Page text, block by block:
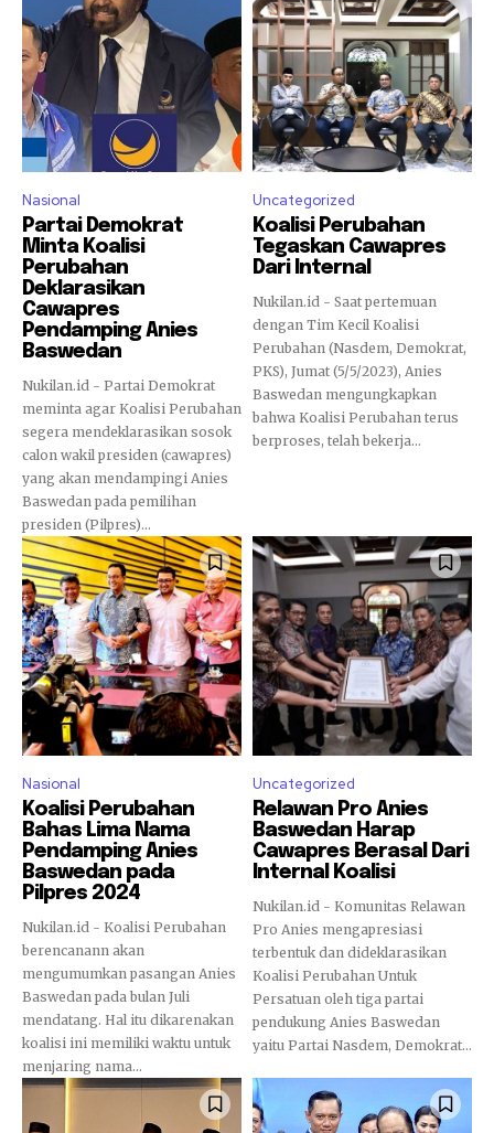
Nasional
Partai Demokrat
Minta Koalisi
Perubahan
Deklarasikan
Cawapres
Pendamping Anies
Baswedan
Nukilan.id - Partai Demokrat
meminta agar Koalisi Perubahan
segera mendeklarasikan sosok
calon wakil presiden (cawapres)
yang akan mendampingi Anies
Baswedan pada pemilihan
presiden (Pilpres)...
Uncategorized
Koalisi Perubahan
Tegaskan Cawapres
Dari Internal
Nukilan.id - Saat pertemuan
dengan Tim Kecil Koalisi
Perubahan (Nasdem, Demokrat,
PKS), Jumat (5/5/2023), Anies
Baswedan mengungkapkan
bahwa Koalisi Perubahan terus
berproses, telah bekerja...
Nasional
Koalisi Perubahan
Bahas Lima Nama
Pendamping Anies
Baswedan pada
Pilpres 2024
Nukilan.id - Koalisi Perubahan
berencanann akan
mengumumkan pasangan Anies
Baswedan pada bulan Juli
mendatang. Hal itu dikarenakan
koalisi ini memiliki waktu untuk
menjaring nama...
Uncategorized
Relawan Pro Anies
Baswedan Harap
Cawapres Berasal Dari
Internal Koalisi
Nukilan.id - Komunitas Relawan
Pro Anies mengapresiasi
terbentuk dan dideklarasikan
Koalisi Perubahan Untuk
Persatuan oleh tiga partai
pendukung Anies Baswedan
yaitu Partai Nasdem, Demokrat...